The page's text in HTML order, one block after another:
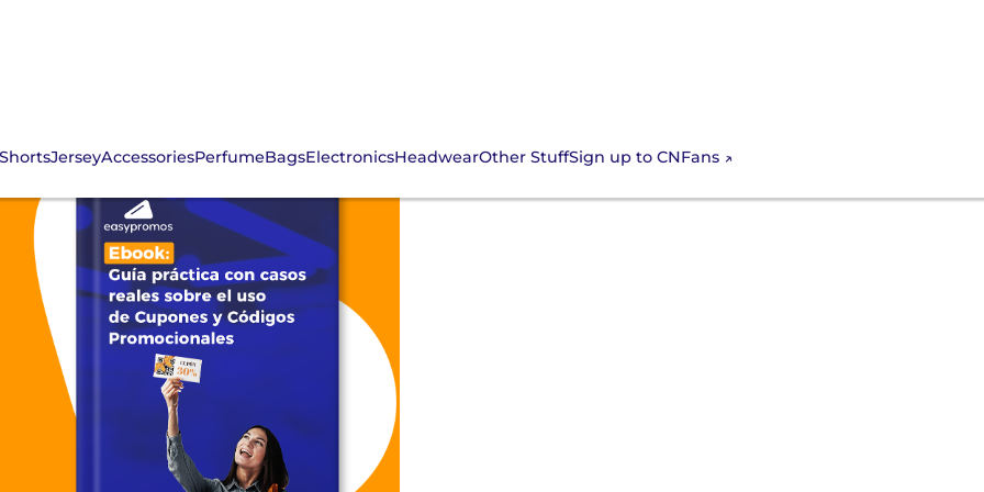
JerseyAccessoriesPerfumeBagsElectronicsHeadwearOther StuffSign up to CNFans